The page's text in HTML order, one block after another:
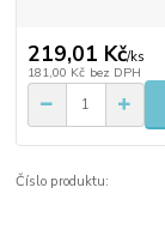
219,01 Kč/ks
181,00 Kč bez DPH
Číslo produktu: